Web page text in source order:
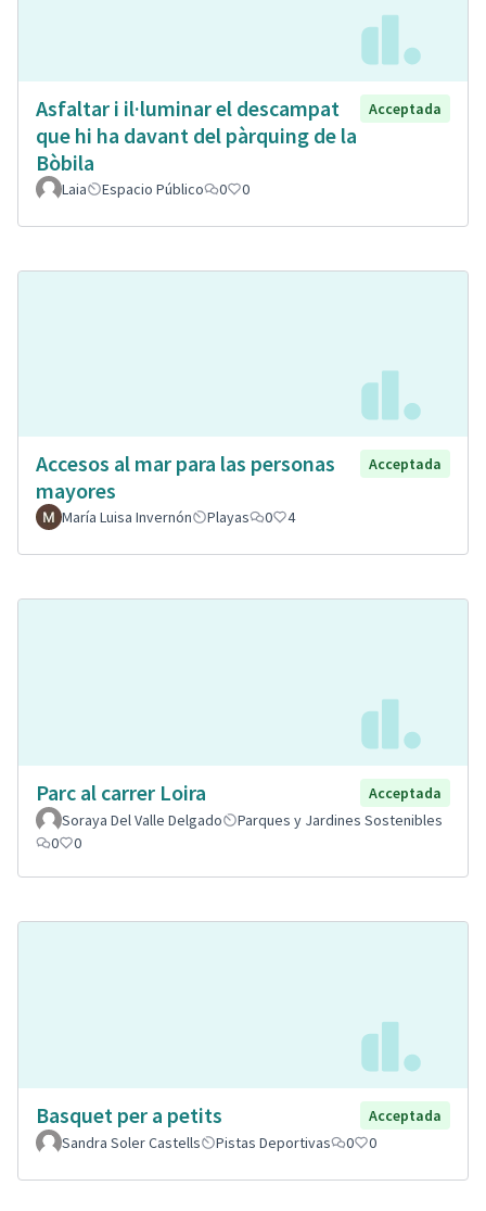
Asfaltar i il·luminar el descampat
que hi ha davant del pàrquing de la
Bòbila
Acceptada
Laia Espacio Público 0 0
Accesos al mar para las personas
mayores
Acceptada
María Luisa Invernón Playas 0 4
Parc al carrer Loira
Acceptada
Soraya Del Valle Delgado
Parques y Jardines Sostenibles
0
0
Basquet per a petits
Acceptada
Sandra Soler Castells
Pistas Deportivas 0 0